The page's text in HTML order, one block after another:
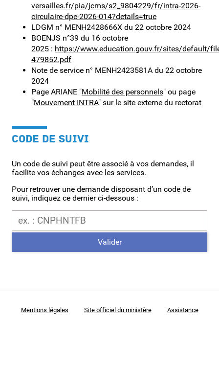
versailles.fr/pia/jcms/s2_9804229/fr/intra-2026-
circulaire-dpe-2026-014?details=true
LDGM n° MENH2428666X du 22 octobre 2024
BOENJS n°39 du 16 octobre
2025 : https://www.education.gouv.fr/sites/default/
479852.pdf
Note de service n° MENH2423581A du 22 octobre
2024
Page ARIANE "Mobilité des personnels" ou page
"Mouvement INTRA" sur le site externe du rectorat
CODE DE SUIVI
Un code de suivi peut être associé à vos demandes, il
facilite vos échanges avec les services.
Pour retrouver une demande disposant d’un code de
suivi, indiquez ce dernier ci-dessous :
Code de suivi
Valider
Mentions légales Site officiel du ministère Assistance